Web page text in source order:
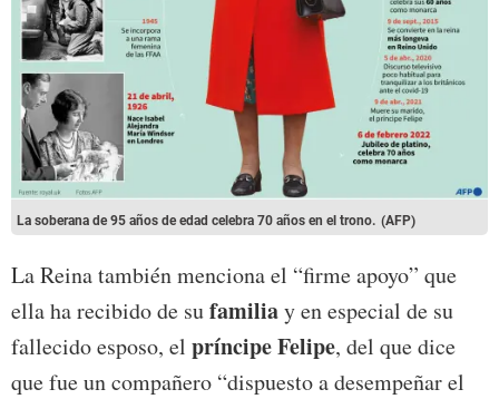
La soberana de 95 años de edad celebra 70 años en el trono. (AFP)
La Reina también menciona el “firme apoyo” que
ella ha recibido de sufamiliay en especial de su
fallecido esposo, el príncipe Felipe, del que dice
que fue un compañero “dispuesto a desempeñar el